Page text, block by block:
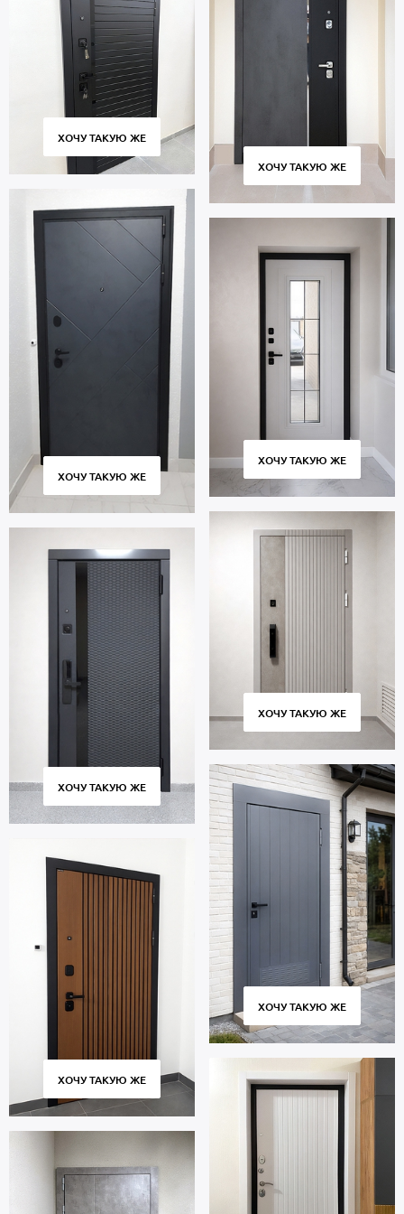
ХОЧУ ТАКУЮ ЖЕ
ХОЧУ ТАКУЮ ЖЕ
ХОЧУ ТАКУЮ ЖЕ
ХОЧУ ТАКУЮ ЖЕ
ХОЧУ ТАКУЮ ЖЕ
ХОЧУ ТАКУЮ ЖЕ
ХОЧУ ТАКУЮ ЖЕ
ХОЧУ ТАКУЮ ЖЕ